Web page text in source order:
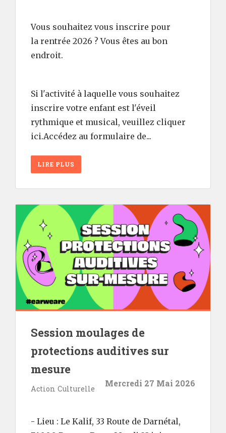
Vous souhaitez vous inscrire pour
la rentrée 2026 ? Vous êtes au bon
endroit.
Si l'activité à laquelle vous souhaitez
inscrire votre enfant est l'éveil
rythmique et musical, veuillez cliquer
ici.Accédez au formulaire de...
LIRE PLUS
Session moulages de
protections auditives sur
mesure
Action Culturelle
Mercredi 27 Mai 2026
- Lieu : Le Kalif, 33 Route de Darnétal,